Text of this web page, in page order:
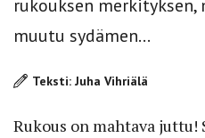
rukouksen
muutu sydämen...
Teksti: Juha Vihriälä
Rukous on mahtava juttu!